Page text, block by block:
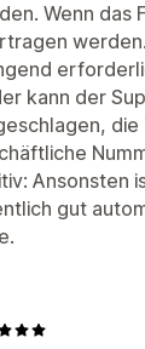
Wenn das
kann der
die
Ansonsten
gut